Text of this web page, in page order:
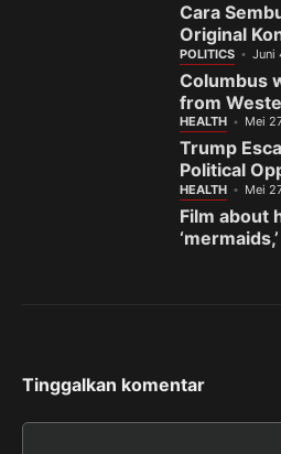
Cara
Original
Fanspage
POLITICS Juni
Columbus
from
finds
HEALTH Mei
Trump
Political
the ‘Enemy’
HEALTH Mei
Film about
Tinggalkan komentar